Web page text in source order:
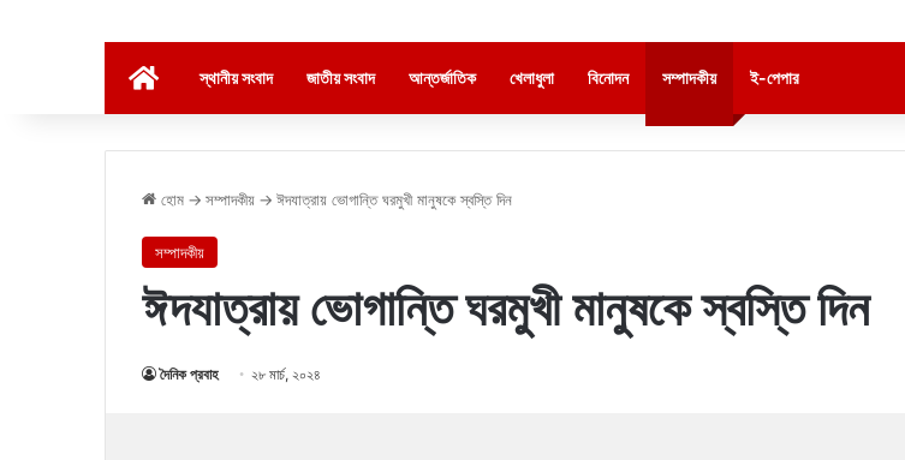
স্থানীয় সংবাদ জাতীয় সংবাদ আন্তর্জাতিক খেলাধুলা বিনোদন সম্পাদকীয় ই-পেপার
হোম → সম্পাদকীয় → ঈদযাত্রায় ভোগান্তি ঘরমুখী মানুষকে স্বস্তি দিন
সম্পাদকীয়
ঈদযাত্রায় ভোগান্তি ঘরমুখী মানুষকে স্বস্তি দিন
দৈনিক প্রবাহ ২৮ মার্চ, ২০২৪